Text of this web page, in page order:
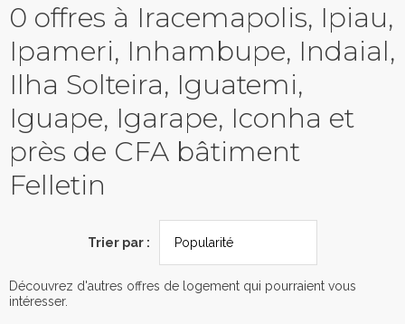
0 offres à Iracemapolis, Ipiau,
Ipameri, Inhambupe, Indaial,
Ilha Solteira, Iguatemi,
Iguape, Igarape, Iconha et
près de CFA bâtiment
Felletin
Trier par :
Découvrez d'autres offres de logement qui pourraient vous
intéresser.